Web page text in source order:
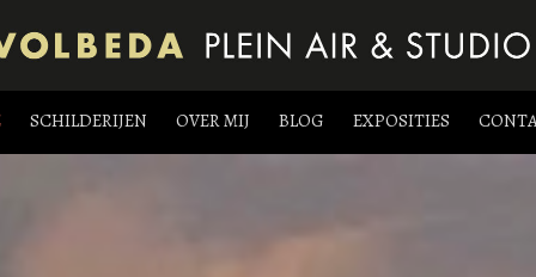
SCHILDERIJEN OVER MIJ BLOG EXPOSITIES